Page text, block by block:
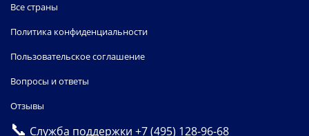
Все страны
Политика конфиденциальности
Пользовательское соглашение
Вопросы и ответы
Отзывы
📞 Служба поддержки +7 (495) 128-96-68